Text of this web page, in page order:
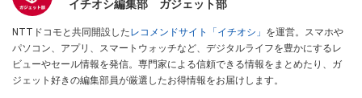
イチオシ編集部 ガジェット部
NTTドコモと共同開設したレコメンドサイト「イチオシ」 を運営。スマホや
パソコン、アプリ、スマートウォッチなど、デジタルライフを豊かにするレ
ビューやセール情報を発信。専門家による信頼できる情報をまとめたり、ガ
ジェット好きの編集部員が厳選したお得情報をお届けします。